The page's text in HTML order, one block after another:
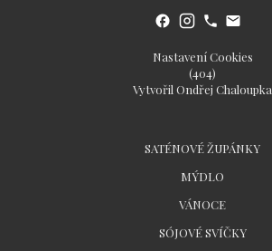
Nastavení Cookies
(404)
Vytvořil Ondřej Chaloupka
SATÉNOVÉ ŽUPÁNKY
MÝDLO
VÁNOCE
SÓJOVÉ SVÍČKY